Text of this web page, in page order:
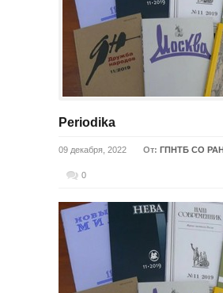
Periodika
09 декабря, 2022 От: ГПНТБ СО
0